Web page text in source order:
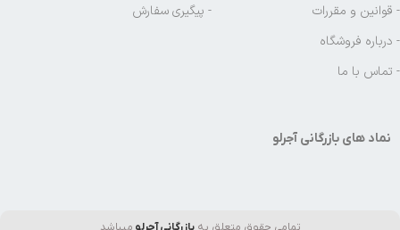
- قوانین و مقررات
- درباره فروشگاه
- تماس با ما
- پیگیری سفارش
نماد های بازرگانی آجرلو
تمامی حقوق متعلق بهبازرگانی آجرلو میباشد